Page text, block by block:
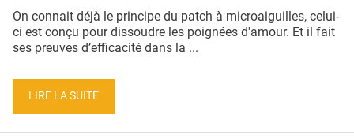
On connait déjà le principe du patch à microaiguilles, celui-
ci est conçu pour dissoudre les poignées d'amour. Et il fait
ses preuves d’efficacité dans la ...
LIRE LA SUITE